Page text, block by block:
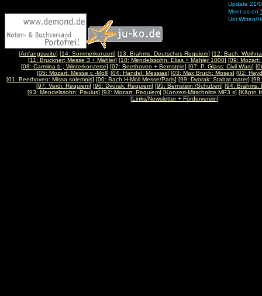
Update 21/
Meet us on
Uni Witten/
[Anfangsseite] [14: Sommerkonzert] [13: Brahms: Deutsches Requiem] [12: Bach:
[11: Bruckner: Messe 3 + Mahler] [10: Mendelssohn: Elias + Mahler 1000] [09: Mozart:
[08: Carmina b., Winterkonzerte] [07: Beethoven + Bernstein] [07: P. Glass: Civil Wars] [
[05: Mozart: Messe c -Moll] [04: Händel: Messias] [03: Max Bruch: Moses] [02:
[01: Beethoven: Missa solemnis] [00: Bach H-Moll Messe/Paris] [99: Dvorak: Stabat mater] [
[97: Verdi: Requiem] [96: Dvorak: Requiem] [95: Bernstein /Schubert] [94: Brahms:
[93: Mendelssohn: Paulus] [92: Mozart: Requiem] [Konzert-Mitschnitte MP3 s] [Käptn
[Links/Newsletter + Förderverein]